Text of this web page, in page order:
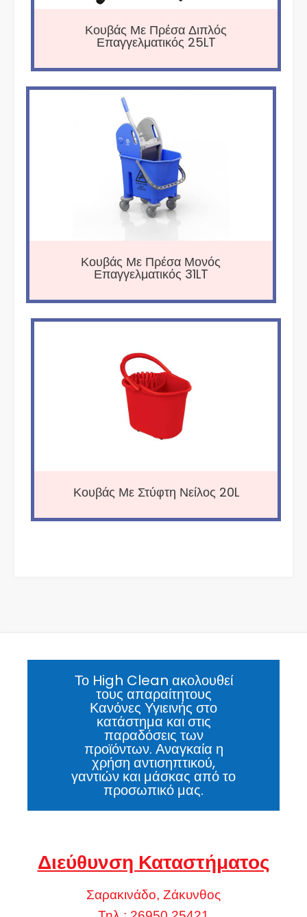
Κουβάς Με Πρέσα Διπλός
Επαγγελματικός 25LT
Κουβάς Με Πρέσα Μονός
Επαγγελματικός 31LT
Κουβάς Με Στύφτη Νείλος 20L
Το High Clean ακολουθεί
τους απαραίτητους
Κανόνες Υγιεινής στο
κατάστημα και στις
παραδόσεις των
προϊόντων. Αναγκαία η
χρήση αντισηπτικού,
γαντιών και μάσκας από το
προσωπικό μας.
Διεύθυνση Καταστήματος
Σαρακινάδο, Ζάκυνθος